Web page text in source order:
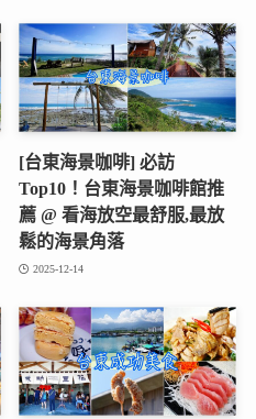
[台東海景咖啡] 必訪
Top10！台東海景咖啡館推
薦 @ 看海放空最舒服,最放
鬆的海景角落
2025-12-14